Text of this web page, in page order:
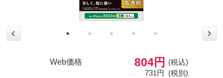
Web価格 804円
(税込)
731円 (税別)